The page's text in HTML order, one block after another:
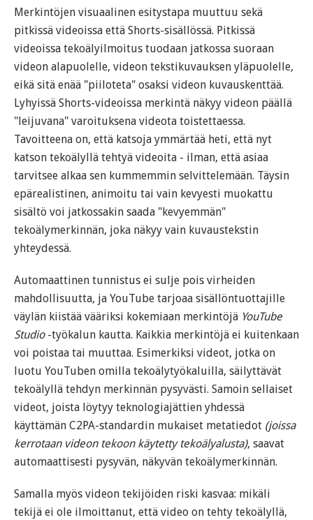
Merkintöjen visuaalinen esitystapa muuttuu sekä
pitkissä videoissa että Shorts-sisällössä. Pitkissä
videoissa tekoälyilmoitus tuodaan jatkossa suoraan
videon alapuolelle, videon tekstikuvauksen yläpuolelle,
eikä sitä enää "piiloteta" osaksi videon kuvauskenttää.
Lyhyissä Shorts-videoissa merkintä näkyy videon päällä
"leijuvana" varoituksena videota toistettaessa.
Tavoitteena on, että katsoja ymmärtää heti, että nyt
katson tekoälyllä tehtyä videoita - ilman, että asiaa
tarvitsee alkaa sen kummemmin selvittelemään. Täysin
epärealistinen, animoitu tai vain kevyesti muokattu
sisältö voi jatkossakin saada "kevyemmän"
tekoälymerkinnän, joka näkyy vain kuvaustekstin
yhteydessä.
Automaattinen tunnistus ei sulje pois virheiden
mahdollisuutta, ja YouTube tarjoaa sisällöntuottajille
väylän kiistää vääriksi kokemiaan merkintöjä YouTube
Studio-työkalun kautta. Kaikkia merkintöjä ei kuitenkaan
voi poistaa tai muuttaa. Esimerkiksi videot, jotka on
luotu YouTuben omilla tekoälytyökaluilla, säilyttävät
tekoälyllä tehdyn merkinnän pysyvästi. Samoin sellaiset
videot, joista löytyy teknologiajättien yhdessä
käyttämän C2PA-standardin mukaiset metatiedot (joissa
kerrotaan videon tekoon käytetty tekoälyalusta), saavat
automaattisesti pysyvän, näkyvän tekoälymerkinnän.
Samalla myös videon tekijöiden riski kasvaa: mikäli
tekijä ei ole ilmoittanut, että video on tehty tekoälyllä,